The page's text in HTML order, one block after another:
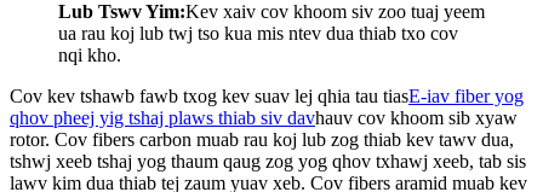
Lub Tswv Yim:Kev xaiv cov khoom siv zoo tuaj yeem
ua rau koj lub twj tso kua mis ntev dua thiab txo cov
nqi kho.
Cov kev tshawb fawb txog kev suav lej qhia tau tiasE-iav fiber yog
qhov pheej yig tshaj plaws thiab siv davhauv cov khoom sib xyaw
rotor. Cov fibers carbon muab rau koj lub zog thiab kev tawv dua,
tshwj xeeb tshaj yog thaum qaug zog yog qhov txhawj xeeb, tab sis
lawv kim dua thiab tej zaum yuav xeb. Cov fibers aramid muab kev